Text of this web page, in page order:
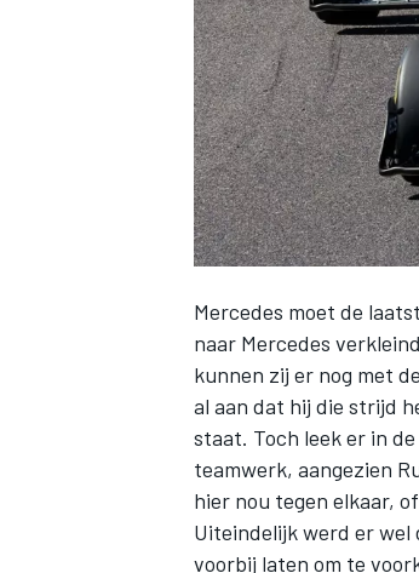
Mercedes moet de
naar Mercedes
kunnen zij er nog met
al aan dat hij die strijd
staat. Toch leek er in
teamwerk, aangezien
hier nou tegen elkaar,
Uiteindelijk werd er wel
voorbij laten om te